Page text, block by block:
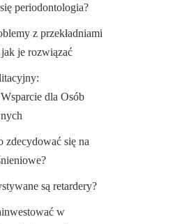
periodontologia?
z przekładniami
je rozwiązać
dla Osób
zdecydować się na
są retardery?
w